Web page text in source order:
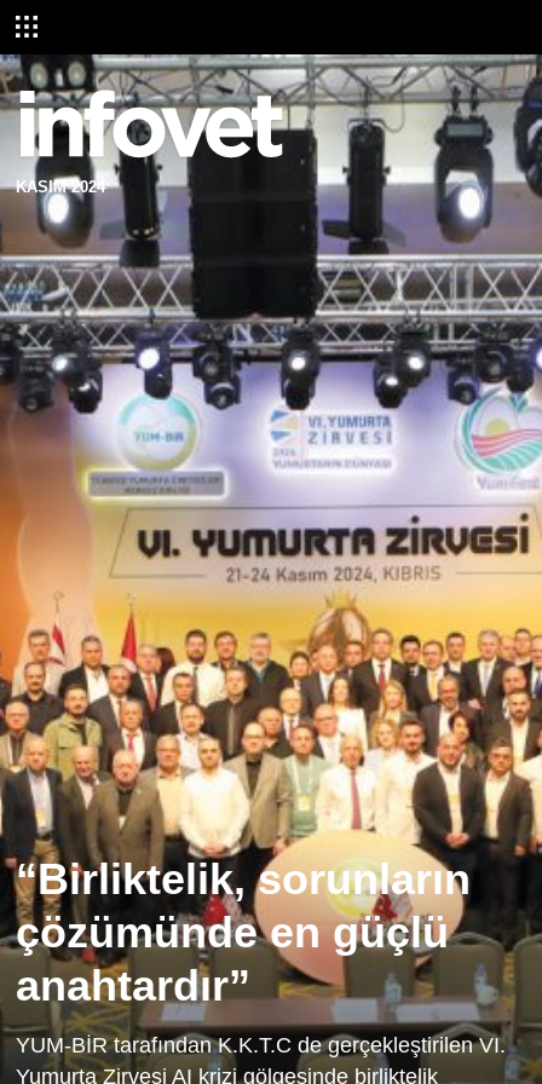
KASIM 2024
“Birliktelik, sorunların
çözümünde en güçlü
anahtardır”
YUM-BİR tarafından K.K.T.C de gerçekleştirilen VI.
Yumurta Zirvesi AI krizi gölgesinde birliktelik